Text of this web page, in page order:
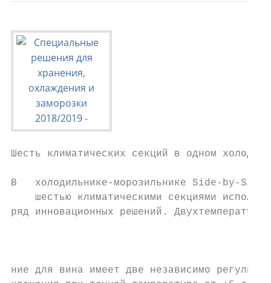
Шесть климатических секций в одном
В   холодильнике-морозильнике Side-by-Side
шестью климатическими секциями
ряд инновационных решений.
ние для вина имеет две независимо